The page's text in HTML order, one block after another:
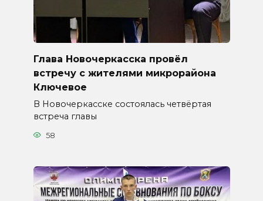
Глава Новочеркасска провёл
встречу с жителями микрорайона
Ключевое
В Новочеркасске состоялась четвёртая
встреча главы
58